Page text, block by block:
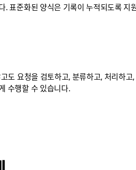
표준화된 양식은 기록이 누적되도록
요청을 검토하고, 분류하고, 처리하
수행할 수 있습니다.